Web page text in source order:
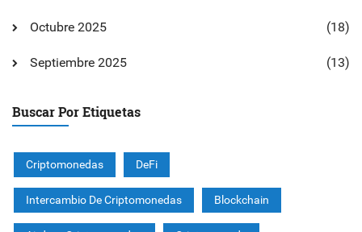
Octubre 2025 (18)
Septiembre 2025 (13)
Buscar Por Etiquetas
Criptomonedas DeFi
Intercambio De Criptomonedas Blockchain